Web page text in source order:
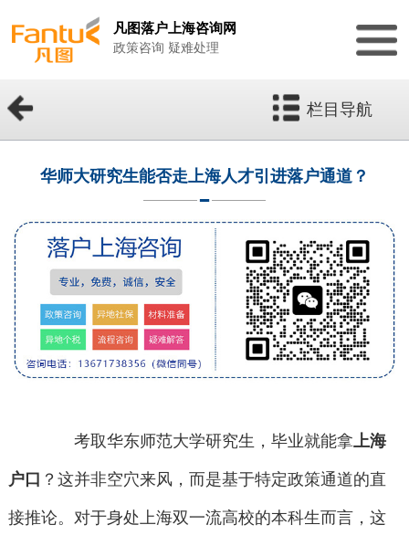
凡图落户上海咨询网
政策咨询 疑难处理
栏目导航
华师大研究生能否走上海人才引进落户通道？
考取华东师范大学研究生，毕业就能拿上海
户口 ？这并非空穴来风，而是基于特定政策通道的直
接推论。对于身处上海双一流高校的本科生而言，这